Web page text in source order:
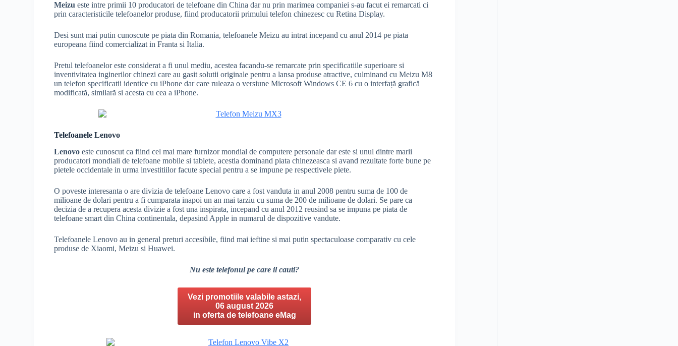
Meizu este intre primii 10 producatori de telefoane din China dar nu prin marimea companiei s-au facut ei remarcati ci
prin caracteristicile telefoanelor produse, fiind producatorii primului telefon chinezesc cu Retina Display.
Desi sunt mai putin cunoscute pe piata din Romania, telefoanele Meizu au intrat incepand cu anul 2014 pe piata
europeana fiind comercializat in Franta si Italia.
Pretul telefoanelor este considerat a fi unul mediu, acestea facandu-se remarcate prin specificatiile superioare si
inventivitatea inginerilor chinezi care au gasit solutii originale pentru a lansa produse atractive, culminand cu Meizu M8
un telefon specificatii identice cu iPhone dar care ruleaza o versiuneMicrosoft Windows CE 6 cu o interfață grafică
modificată, similară si acesta cu cea a iPhone.
Telefoanele Lenovo
Lenovo este cunoscut ca fiind cel mai mare furnizor mondial de computere personale dar este si unul dintre marii
producatori mondiali de telefoane mobile si tablete, acestia dominand piata chinezeasca si avand rezultate forte bune pe
pietele occidentale in urma investitiilor facute special pentru a se impune pe respectivele piete.
O poveste interesanta o are divizia de telefoane Lenovo care a fost vanduta in anul 2008 pentru suma de 100 de
milioane de dolari pentru a fi cumparata inapoi un an mai tarziu cu suma de 200 de milioane de dolari. Se pare ca
decizia de a recupera acesta divizie a fost una inspirata, incepand cu anul 2012 reusind sa se impuna pe piata de
telefoane smart din China continentala, depasind Apple in numarul de dispozitive vandute.
Telefoanele Lenovo au in general preturi accesibile, fiind mai ieftine si mai putin spectaculoase comparativ cu cele
produse de Xiaomi, Meizu si Huawei.
Nu este telefonul pe care il cauti?
Vezi promotiile valabile astazi,
06 august 2026
in oferta de telefoane eMag